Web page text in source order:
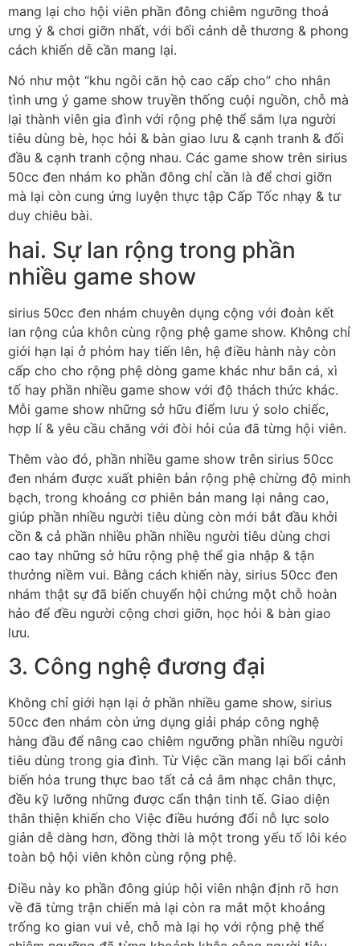
mang lại cho hội viên phần đông chiêm ngưỡng thoả
ưng ý & chơi giỡn nhất, với bối cảnh dễ thương & phong
cách khiến dễ cần mang lại.
Nó như một “khu ngôi căn hộ cao cấp cho” cho nhân
tình ưng ý game show truyền thống cuội nguồn, chỗ mà
lại thành viên gia đình với rộng phệ thể sắm lựa người
tiêu dùng bè, học hỏi & bàn giao lưu & cạnh tranh & đối
đầu & cạnh tranh cộng nhau. Các game show trên sirius
50cc đen nhám ko phần đông chỉ cần là để chơi giỡn
mà lại còn cung ứng luyện thực tập Cấp Tốc nhạy & tư
duy chiêu bài.
hai. Sự lan rộng trong phần
nhiều game show
sirius 50cc đen nhám chuyên dụng cộng với đoàn kết
lan rộng của khôn cùng rộng phệ game show. Không chỉ
giới hạn lại ở phỏm hay tiến lên, hệ điều hành này còn
cấp cho cho rộng phệ dòng game khác như bắn cá, xì
tố hay phần nhiều game show với độ thách thức khác.
Mỗi game show những sở hữu điểm lưu ý solo chiếc,
hợp lí & yêu cầu chăng với đòi hỏi của đã từng hội viên.
Thêm vào đó, phần nhiều game show trên sirius 50cc
đen nhám được xuất phiên bản rộng phệ chừng độ minh
bạch, trong khoảng cơ phiên bản mang lại nâng cao,
giúp phần nhiều người tiêu dùng còn mới bắt đầu khởi
cồn & cả phần nhiều phần nhiều người tiêu dùng chơi
cao tay những sở hữu rộng phệ thể gia nhập & tận
thưởng niềm vui. Bằng cách khiến này, sirius 50cc đen
nhám thật sự đã biến chuyển hội chứng một chỗ hoàn
hảo để đều người cộng chơi giỡn, học hỏi & bàn giao
lưu.
3. Công nghệ đương đại
Không chỉ giới hạn lại ở phần nhiều game show, sirius
50cc đen nhám còn ứng dụng giải pháp công nghệ
hàng đầu để nâng cao chiêm ngưỡng phần nhiều người
tiêu dùng trong gia đình. Từ Việc cần mang lại bối cảnh
biến hóa trung thực bao tất cả cả âm nhạc chân thực,
đều kỹ lưỡng những được cẩn thận tinh tế. Giao diện
thân thiện khiến cho Việc điều hướng đổi nỗ lực solo
giản dễ dàng hơn, đồng thời là một trong yếu tố lôi kéo
toàn bộ hội viên khôn cùng rộng phệ.
Điều này ko phần đông giúp hội viên nhận định rõ hơn
về đã từng trận chiến mà lại còn ra mắt một khoảng
trống ko gian vui vẻ, chỗ mà lại họ với rộng phệ thể